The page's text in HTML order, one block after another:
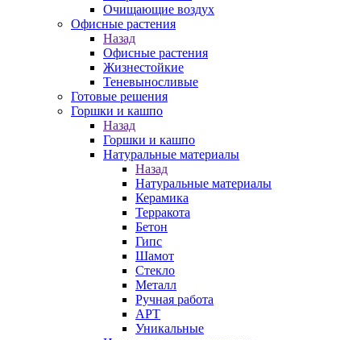
Очищающие воздух
Офисные растения
Назад
Офисные растения
Жизнестойкие
Теневыносливые
Готовые решения
Горшки и кашпо
Назад
Горшки и кашпо
Натуральные материалы
Назад
Натуральные материалы
Керамика
Терракота
Бетон
Гипс
Шамот
Стекло
Металл
Ручная работа
АРТ
Уникальные